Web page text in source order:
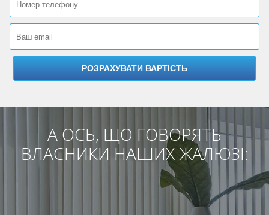
А ОСЬ, ЩО ГОВОРЯТЬ
ВЛАСНИКИ НАШИХ ЖАЛЮЗІ: